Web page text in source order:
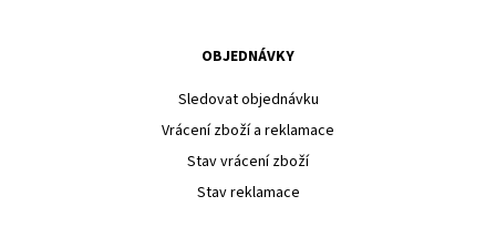
OBJEDNÁVKY
Sledovat objednávku
Vrácení zboží a reklamace
Stav vrácení zboží
Stav reklamace